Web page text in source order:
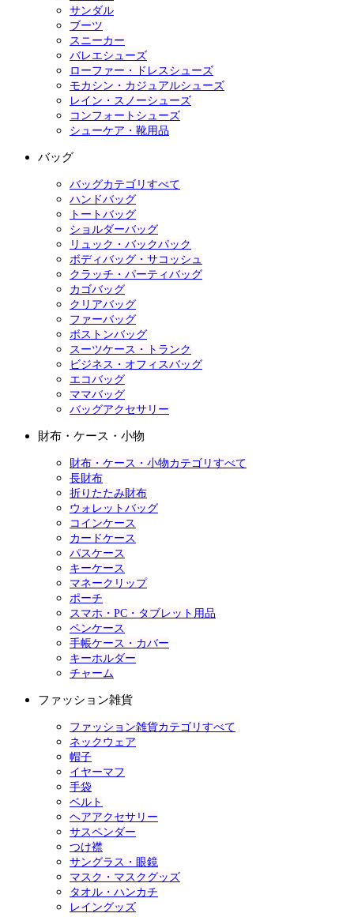
サンダル
ブーツ
スニーカー
バレエシューズ
ローファー・ドレスシューズ
モカシン・カジュアルシューズ
レイン・スノーシューズ
コンフォートシューズ
シューケア・靴用品
バッグ
バッグカテゴリすべて
ハンドバッグ
トートバッグ
ショルダーバッグ
リュック・バックパック
ボディバッグ・サコッシュ
クラッチ・パーティバッグ
カゴバッグ
クリアバッグ
ファーバッグ
ボストンバッグ
スーツケース・トランク
ビジネス・オフィスバッグ
エコバッグ
ママバッグ
バッグアクセサリー
財布・ケース・小物
財布・ケース・小物カテゴリすべて
長財布
折りたたみ財布
ウォレットバッグ
コインケース
カードケース
パスケース
キーケース
マネークリップ
ポーチ
スマホ・PC・タブレット用品
ペンケース
手帳ケース・カバー
キーホルダー
チャーム
ファッション雑貨
ファッション雑貨カテゴリすべて
ネックウェア
帽子
イヤーマフ
手袋
ベルト
ヘアアクセサリー
サスペンダー
つけ襟
サングラス・眼鏡
マスク・マスクグッズ
タオル・ハンカチ
レイングッズ